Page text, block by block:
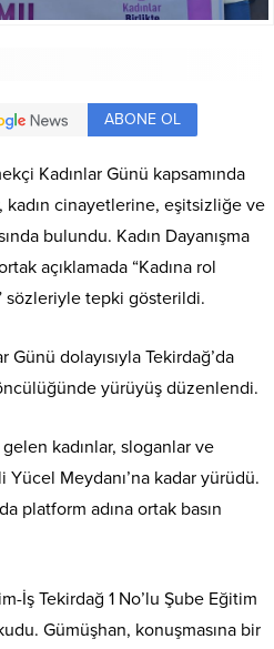
ABONE OL
Kadınlar Günü kapsamında
kadın cinayetlerine, eşitsizliğe ve
bulundu. Kadın Dayanışma
açıklamada “Kadına rol
sözleriyle tepki gösterildi.
dolayısıyla Tekirdağ’da
yürüyüş düzenlendi.
kadınlar, sloganlar ve
Meydanı’na kadar yürüdü.
platform adına ortak basın
İş Tekirdağ 1 No’lu Şube Eğitim
Gümüşhan, konuşmasına bir